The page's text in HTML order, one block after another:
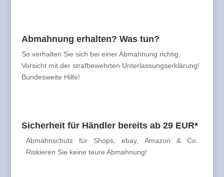
Abmahnung erhalten? Was tun?
So verhalten Sie sich bei einer Abmahnung richtig.
Vorsicht mit der strafbewehrten Unterlassungserklärung!
Bundesweite Hilfe!
Sicherheit für Händler bereits ab 29 EUR*
Abmahnschutz für Shops, ebay, Amazon & Co.
Riskieren Sie keine teure Abmahnung!